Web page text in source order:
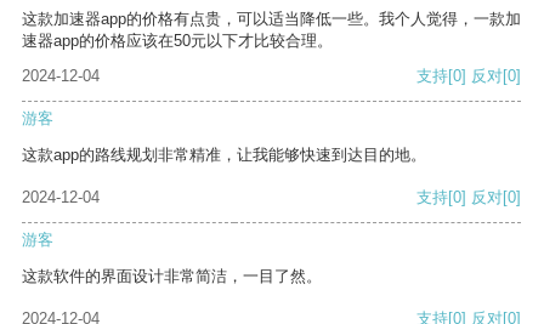
这款加速器app的价格有点贵，可以适当降低一些。我个人觉得，一款加
速器app的价格应该在50元以下才比较合理。
2024-12-04
支持[0] 反对[0]
游客
这款app的路线规划非常精准，让我能够快速到达目的地。
2024-12-04 支持[0] 反对[0]
游客
这款软件的界面设计非常简洁，一目了然。
2024-12-04 支持[0] 反对[0]